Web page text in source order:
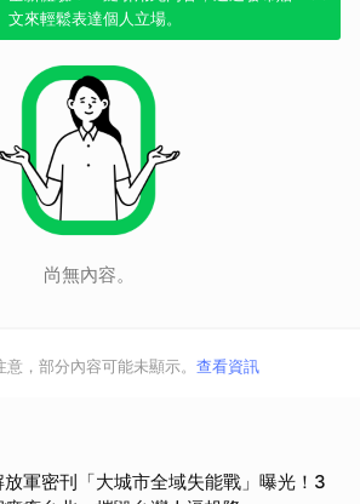
文來輕鬆表達個人立場。
尚無內容。
，部分內容可能未顯示。 查看資訊
放軍密刊「大城市全域失能戰」曝光！3